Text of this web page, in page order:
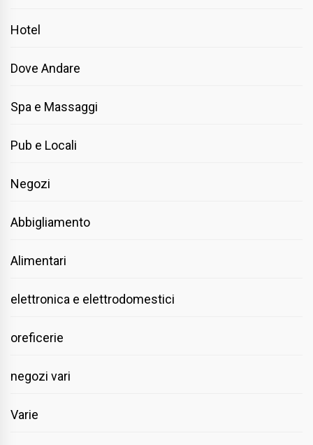
Hotel
Dove Andare
Spa e Massaggi
Pub e Locali
Negozi
Abbigliamento
Alimentari
elettronica e elettrodomestici
oreficerie
negozi vari
Varie